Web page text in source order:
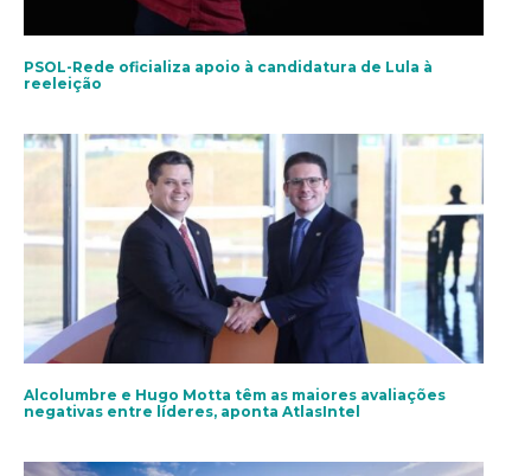
PSOL-Rede oficializa apoio à candidatura de Lula à
reeleição
Alcolumbre e Hugo Motta têm as maiores avaliações
negativas entre líderes, aponta AtlasIntel